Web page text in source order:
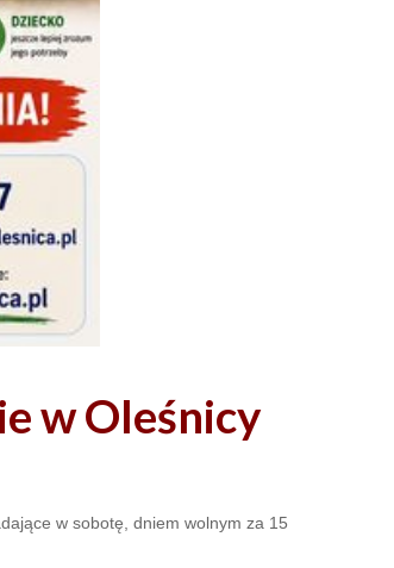
w Oleśnicy
w sobotę, dniem wolnym za 15